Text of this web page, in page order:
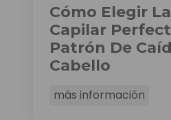
Cómo Elegir
Capilar
Patrón De
Cabello
más información